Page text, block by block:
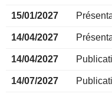
15/01/2027
14/04/2027
14/04/2027
14/07/2027